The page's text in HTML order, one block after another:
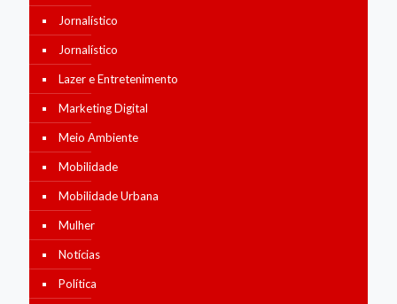
Jornalístico
Jornalístico
Lazer e Entretenimento
Marketing Digital
Meio Ambiente
Mobilidade
Mobilidade Urbana
Mulher
Notícias
Política